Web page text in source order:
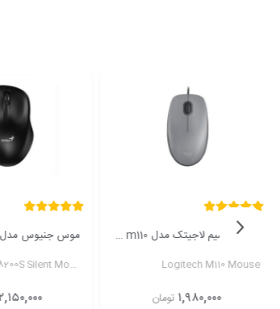
ماوس باسیم لاجیتک مدل Logitech m110
Logitech M110 Mouse
تومان ۱,۹۸۰,۰۰۰
موس جنیوس مدل ERGO 8200s
Genius ERGO 8200S Silent Mouse